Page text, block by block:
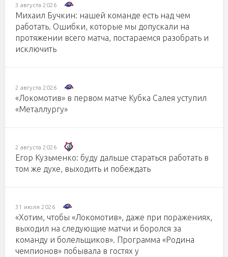
3 августа 2026
Михаил Бучкин: нашей команде есть над чем
работать. Ошибки, которые мы допускали на
протяжении всего матча, постараемся разобрать и
исключить
2 августа 2026
«Локомотив» в первом матче Кубка Салея уступил
«Металлургу»
2 августа 2026
Егор Кузьменко: буду дальше стараться работать в
том же духе, выходить и побеждать
31 июля 2026
«Хотим, чтобы «Локомотив», даже при поражениях,
выходил на следующие матчи и боролся за
команду и болельщиков». Программа «Родина
чемпионов» побывала в гостях у